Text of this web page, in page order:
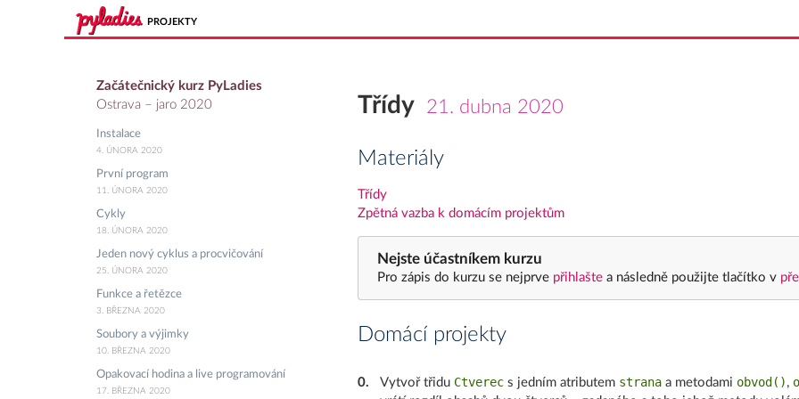
PROJEKTY
Začátečnický kurz PyLadies
Ostrava – jaro 2020
Instalace
4. ÚNORA 2020
První program
11. ÚNORA 2020
Cykly
18. ÚNORA 2020
Jeden nový cyklus a procvičování
25. ÚNORA 2020
Funkce a řetězce
3. BŘEZNA 2020
Soubory a výjimky
10. BŘEZNA 2020
Opakovací hodina a live programování
17. BŘEZNA 2020
Třídy 21. dubna 2020
Materiály
Třídy
Zpětná vazba k domácím projektům
Nejste účastníkem kurzu
Pro zápis do kurzu se nejprve přihlašte a následně použijte tlačítko v
Domácí projekty
0. Vytvoř třidu Ctverecs jedním atributem stranaa metodami obvod() ,